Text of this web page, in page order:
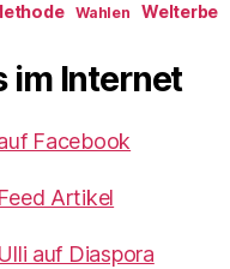
Wahlen Welterbe
im Internet
Facebook
Artikel
auf Diaspora